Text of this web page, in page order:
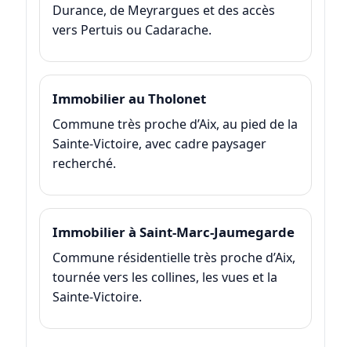
Durance, de Meyrargues et des accès
vers Pertuis ou Cadarache.
Immobilier au Tholonet
Commune très proche d’Aix, au pied de la
Sainte-Victoire, avec cadre paysager
recherché.
Immobilier à Saint-Marc-Jaumegarde
Commune résidentielle très proche d’Aix,
tournée vers les collines, les vues et la
Sainte-Victoire.